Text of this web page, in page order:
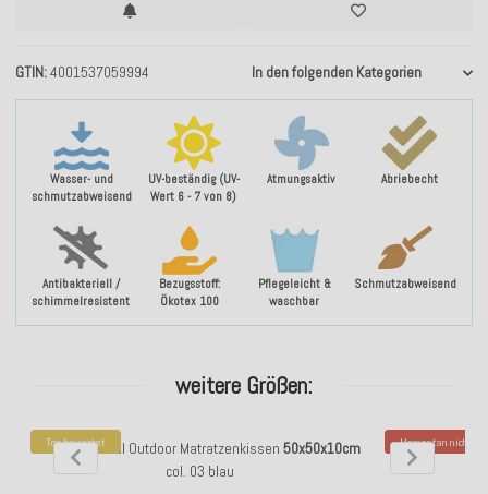
Wasser- und
schmutzabweisend
UV-beständig (UV-
Wert 6 - 7 von 8)
Atmungsaktiv Abriebecht
Antibakteriell /
schimmelresistent
Bezugsstoff:
Ökotex 100
Pflegeleicht &
waschbar
Schmutzabweisend
GTIN 4001537059994 In den folgenden Kategorien
weitere Größen:
Top bewertet
H.O.C.K. Portal Outdoor Matratzenkissen 50x50x10cm
col. 03 blau
Momentan nicht
H.O.C.K. Portal